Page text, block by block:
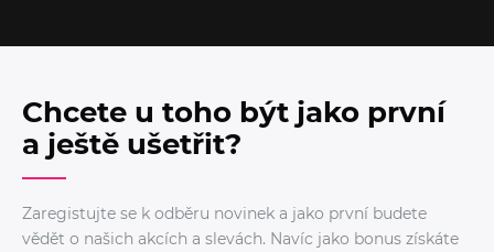
Chcete u toho být jako první
a ještě ušetřit?
Zaregistujte se k odběru novinek a jako první budete
vědět o našich akcích a slevách. Navíc jako bonus získáte